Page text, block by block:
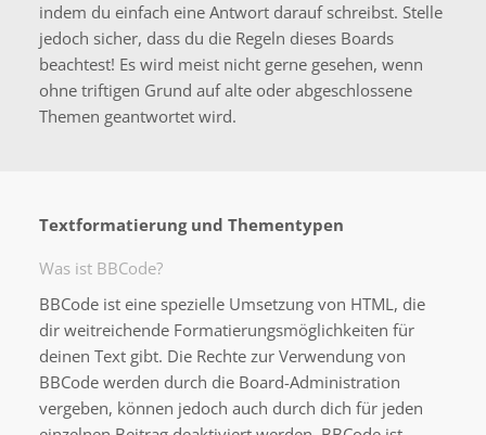
indem du einfach eine Antwort darauf schreibst. Stelle
jedoch sicher, dass du die Regeln dieses Boards
beachtest! Es wird meist nicht gerne gesehen, wenn
ohne triftigen Grund auf alte oder abgeschlossene
Themen geantwortet wird.
Textformatierung und Thementypen
Was ist BBCode?
BBCode ist eine spezielle Umsetzung von HTML, die
dir weitreichende Formatierungsmöglichkeiten für
deinen Text gibt. Die Rechte zur Verwendung von
BBCode werden durch die Board-Administration
vergeben, können jedoch auch durch dich für jeden